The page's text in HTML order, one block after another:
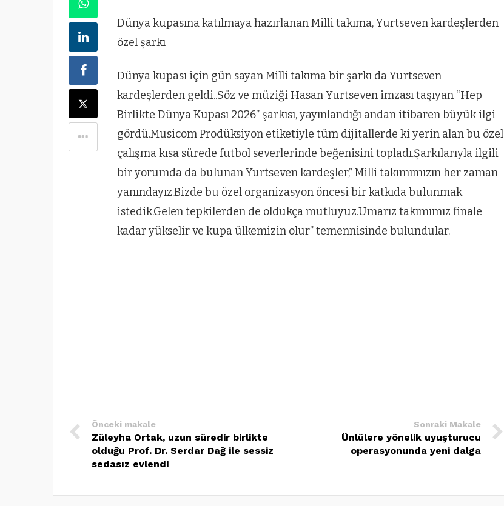
Dünya kupasına katılmaya hazırlanan Milli takıma, Yurtseven kardeşlerden
özel şarkı
Dünya kupası için gün sayan Milli takıma bir şarkı da Yurtseven
kardeşlerden geldi..Söz ve müziği Hasan Yurtseven imzası taşıyan “Hep
Birlikte Dünya Kupası 2026” şarkısı, yayınlandığı andan itibaren büyük ilgi
gördü.Musicom Prodüksiyon etiketiyle tüm dijitallerde ki yerin alan bu özel
çalışma kısa sürede futbol severlerinde beğenisini topladı.Şarkılarıyla ilgili
bir yorumda da bulunan Yurtseven kardeşler,” Milli takımımızın her zaman
yanındayız.Bizde bu özel organizasyon öncesi bir katkıda bulunmak
istedik.Gelen tepkilerden de oldukça mutluyuz.Umarız takımımız finale
kadar yükselir ve kupa ülkemizin olur” temennisinde bulundular.
Önceki makale
Züleyha Ortak, uzun süredir birlikte
olduğu Prof. Dr. Serdar Dağ ile sessiz
sedasız evlendi
Sonraki Makale
Ünlülere yönelik uyuşturucu
operasyonunda yeni dalga